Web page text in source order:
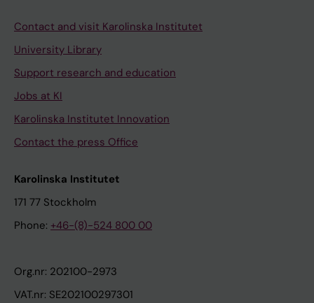
Contact and visit Karolinska Institutet
University Library
Support research and education
Jobs at KI
Karolinska Institutet Innovation
Contact the press Office
Karolinska Institutet
171 77 Stockholm
Phone: +46-(8)-524 800 00
Org.nr: 202100-2973
VAT.nr: SE202100297301